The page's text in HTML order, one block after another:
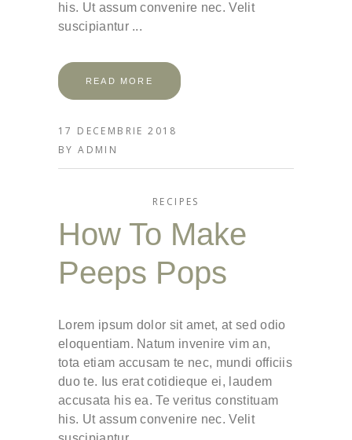
his. Ut assum convenire nec. Velit
suscipiantur
READ MORE
17 DECEMBRIE 2018
BYADMIN
RECIPES
How To Make
Peeps Pops
Lorem ipsum dolor sit amet, at sed odio
eloquentiam. Natum invenire vim an,
tota etiam accusam te nec, mundi officiis
duo te. Ius erat cotidieque ei, laudem
accusata his ea. Te veritus constituam
his. Ut assum convenire nec. Velit